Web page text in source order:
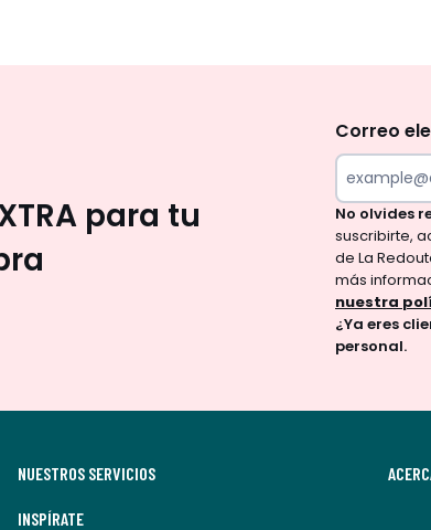
olvides
revisar
tu
correo
para
tu
Al
para tu
Correo
No olvides
suscribirte,
de La
más
nuestra
¿Ya eres
personal.
NUESTROS SERVICIOS
INSPÍRATE